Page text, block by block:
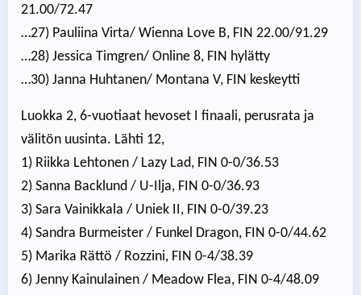
21.00/72.47
…27) Pauliina Virta/ Wienna Love B, FIN 22.00/91.29
…28) Jessica Timgren/ Online 8, FIN hylätty
…30) Janna Huhtanen/ Montana V, FIN keskeytti
Luokka 2, 6-vuotiaat hevoset I finaali, perusrata ja
välitön uusinta. Lähti 12,
1) Riikka Lehtonen / Lazy Lad, FIN 0-0/36.53
2) Sanna Backlund / U-Ilja, FIN 0-0/36.93
3) Sara Vainikkala / Uniek II, FIN 0-0/39.23
4) Sandra Burmeister / Funkel Dragon, FIN 0-0/44.62
5) Marika Rättö / Rozzini, FIN 0-4/38.39
6) Jenny Kainulainen / Meadow Flea, FIN 0-4/48.09